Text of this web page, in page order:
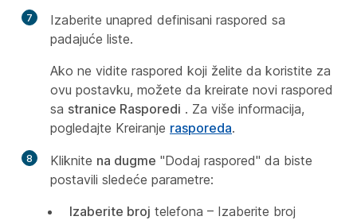
7
Izaberite unapred definisani raspored sa
padajuće liste.
Ako ne vidite raspored koji želite da koristite za
ovu postavku, možete da kreirate novi raspored
sa stranice Rasporedi . Za više informacija,
pogledajte Kreiranje rasporeda.
8 Kliknite na dugme "Dodaj raspored" da biste
postavili sledeće parametre:
Izaberite broj telefona – Izaberite broj